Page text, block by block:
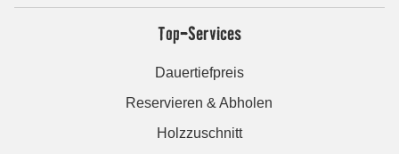
Top-Services
Dauertiefpreis
Reservieren & Abholen
Holzzuschnitt